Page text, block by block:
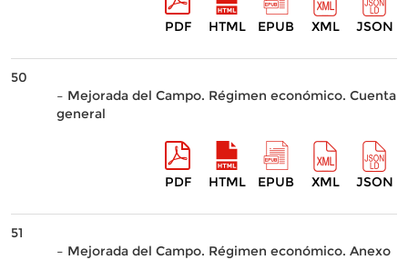
PDF HTML EPUB XML JSON
50
– Mejorada del Campo. Régimen económico. Cuenta
general
PDF HTML EPUB XML JSON
51
– Mejorada del Campo. Régimen económico. Anexo